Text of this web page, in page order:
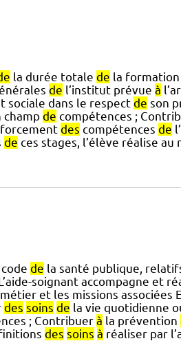
la durée totale de la
de l’institut prévue à
sociale dans le respect de son
champ de compétences ;
des compétences de
de ces stages, l’élève réalise au
code de la santé publique,
soignant accompagne et
métier et les missions associées
des soins de la vie quotidienne
; Contribuer à la prévention
des soins à réaliser par